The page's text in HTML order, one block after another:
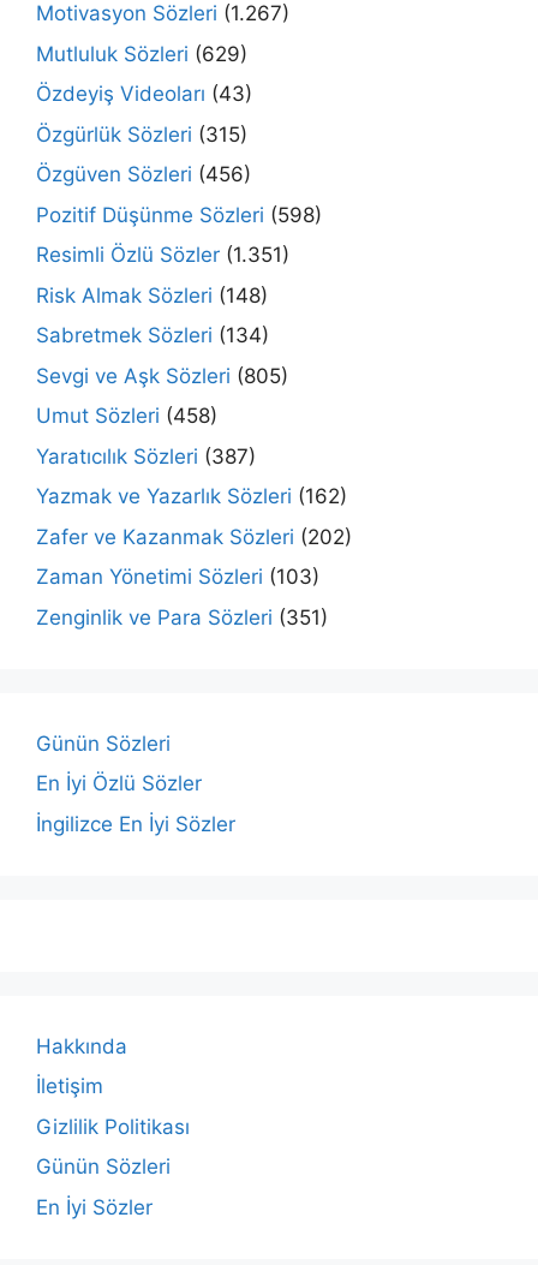
Motivasyon Sözleri (1.267)
Mutluluk Sözleri (629)
Özdeyiş Videoları (43)
Özgürlük Sözleri (315)
Özgüven Sözleri (456)
Pozitif Düşünme Sözleri (598)
Resimli Özlü Sözler (1.351)
Risk Almak Sözleri (148)
Sabretmek Sözleri (134)
Sevgi ve Aşk Sözleri (805)
Umut Sözleri (458)
Yaratıcılık Sözleri (387)
Yazmak ve Yazarlık Sözleri (162)
Zafer ve Kazanmak Sözleri (202)
Zaman Yönetimi Sözleri (103)
Zenginlik ve Para Sözleri (351)
Günün Sözleri
En İyi Özlü Sözler
İngilizce En İyi Sözler
Hakkında
İletişim
Gizlilik Politikası
Günün Sözleri
En İyi Sözler